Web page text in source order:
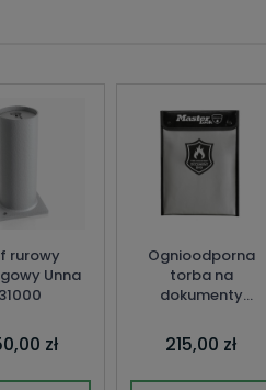
rurowy
Unna
31000
zł
Ognioodporna
torba na
dokumenty
215,00 zł